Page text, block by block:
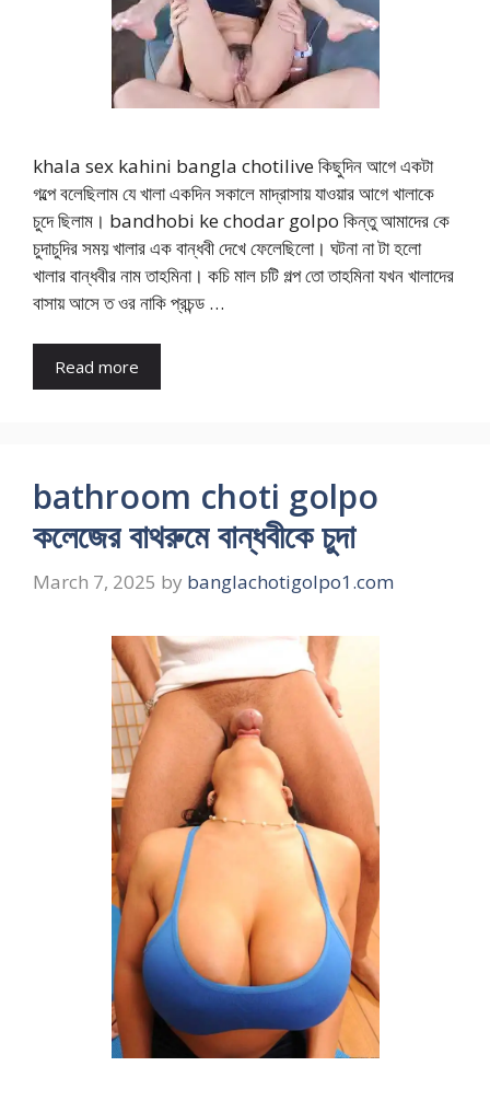
khala sex kahini bangla chotilive কিছুদিন আগে একটা
গল্পে বলেছিলাম যে খালা একদিন সকালে মাদ্রাসায় যাওয়ার আগে খালাকে
চুদে ছিলাম। bandhobi ke chodar golpo কিন্তু আমাদের কে
চুদাচুদির সময় খালার এক বান্ধবী দেখে ফেলেছিলো। ঘটনা না টা হলো
খালার বান্ধবীর নাম তাহমিনা। কচি মাল চটি গল্প তো তাহমিনা যখন খালাদের
বাসায় আসে ত ওর নাকি প্রচন্ড …
Read more
bathroom choti golpo
কলেজের বাথরুমে বান্ধবীকে চুদা
March 7, 2025 by banglachotigolpo1.com